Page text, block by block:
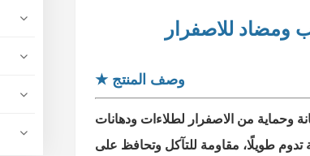
ومضاد للاصفرار
★ وصف المنتج
وحماية من الاصفرار لطلاءات ودهانات
تدوم طويلًا، مقاومة للتآكل وتحافظ على